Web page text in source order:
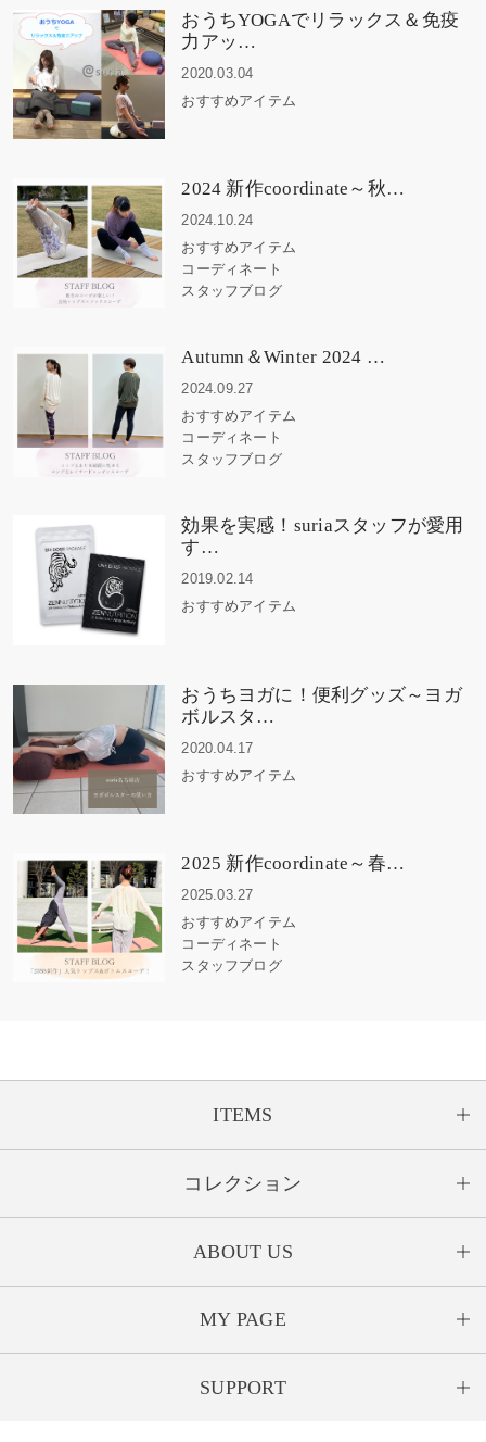
おうちYOGAでリラックス＆免疫
力アッ…
2020.03.04
おすすめアイテム
2024 新作coordinate～秋…
2024.10.24
おすすめアイテム
コーディネート
スタッフブログ
Autumn＆Winter 2024 …
2024.09.27
おすすめアイテム
コーディネート
スタッフブログ
効果を実感！suriaスタッフが愛用
す…
2019.02.14
おすすめアイテム
おうちヨガに！便利グッズ～ヨガ
ボルスタ…
2020.04.17
おすすめアイテム
2025 新作coordinate～春…
2025.03.27
おすすめアイテム
コーディネート
スタッフブログ
ITEMS
コレクション
ABOUT US
MY PAGE
SUPPORT